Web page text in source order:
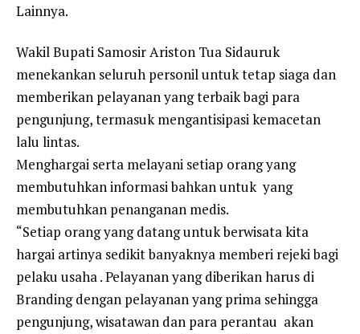
Lainnya.
Wakil Bupati Samosir Ariston Tua Sidauruk
menekankan seluruh personil untuk tetap siaga dan
memberikan pelayanan yang terbaik bagi para
pengunjung, termasuk mengantisipasi kemacetan
lalu lintas.
Menghargai serta melayani setiap orang yang
membutuhkan informasi bahkan untuk yang
membutuhkan penanganan medis.
“Setiap orang yang datang untuk berwisata kita
hargai artinya sedikit banyaknya memberi rejeki bagi
pelaku usaha . Pelayanan yang diberikan harus di
Branding dengan pelayanan yang prima sehingga
pengunjung, wisatawan dan para perantau akan